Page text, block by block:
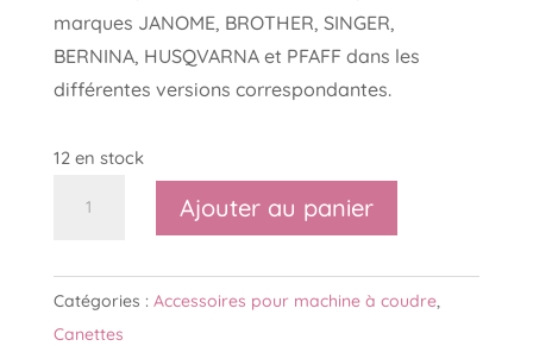
marques JANOME, BROTHER, SINGER,
BERNINA, HUSQVARNA et PFAFF dans les
différentes versions correspondantes.
12 en stock
pour
boitier
Ajouter au panier
Catégories : Accessoires pour machine à coudre,
Canettes